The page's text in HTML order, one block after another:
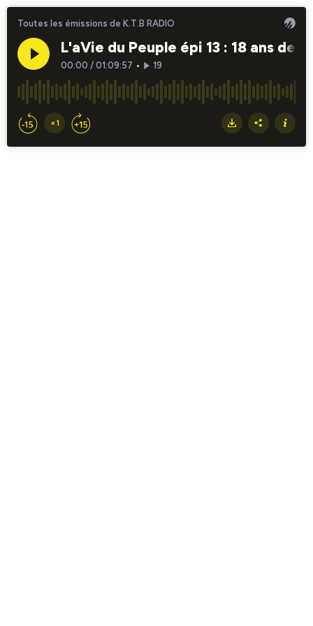
Toutes les émissions de K.T.B RADIO
L'aVie du Peuple épi 13 : 18 ans de
00:00 / 01:09:57 • 19
×1